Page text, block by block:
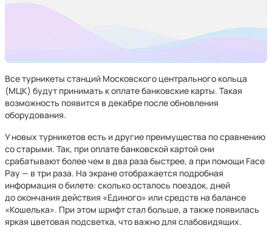
Все турникеты станций Московского центрального кольца
(МЦК) будут принимать к оплате банковские карты. Такая
возможность появится в декабре после обновления
оборудования.
У новых турникетов есть и другие преимущества по сравнению
со старыми. Так, при оплате банковской картой они
срабатывают более чем в два раза быстрее, а при помощи Face
Pay — в три раза. На экране отображается подробная
информация о билете: сколько осталось поездок, дней
до окончания действия «Единого» или средств на балансе
«Кошелька». При этом шрифт стал больше, а также появилась
яркая цветовая подсветка, что важно для слабовидящих.